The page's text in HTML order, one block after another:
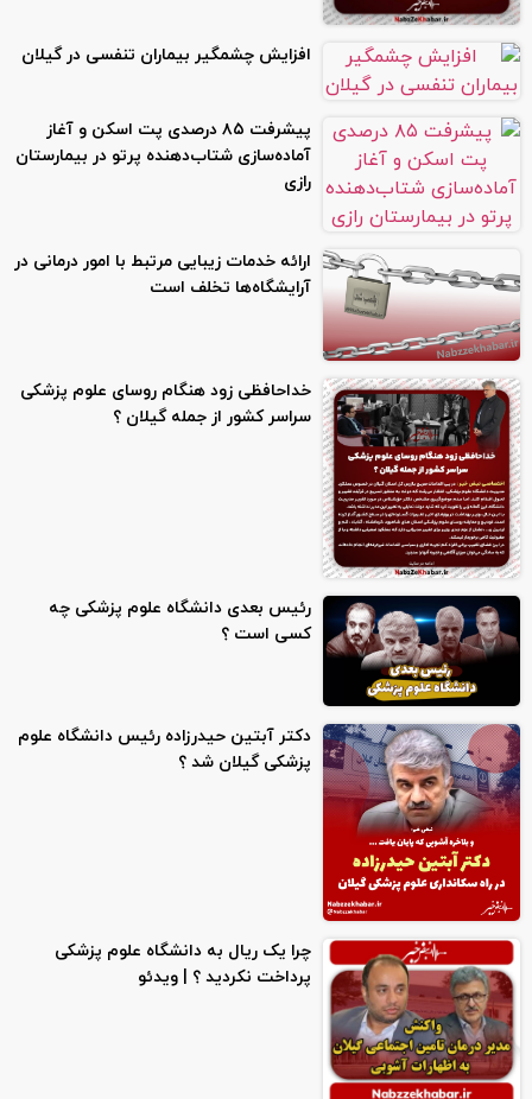
افزایش چشمگیر بیماران تنفسی در گیلان
پیشرفت ۸۵ درصدی پت اسکن و آغاز
آماده‌سازی شتاب‌دهنده پرتو در بیمارستان
رازی
ارائه خدمات زیبایی مرتبط با امور درمانی در
آرایشگاه‌ها تخلف است
خداحافظی زود هنگام روسای علوم پزشکی
سراسر کشور از جمله گیلان ؟
رئیس بعدی دانشگاه علوم پزشکی چه
کسی است ؟
دکتر آبتین حیدرزاده رئیس دانشگاه علوم
پزشکی گیلان شد ؟
چرا یک ریال به دانشگاه علوم پزشکی
پرداخت نکردید ؟ | ویدئو